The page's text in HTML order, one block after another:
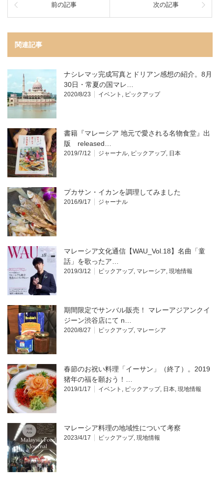
前の記事 次の記事
関連記事
ナシレマッ完成写真とドリアン感想の紹介。8月
30日・常夏の国マレ…
2020/8/23 イベント , ピックアップ
書籍『マレーシア 地元で愛される名物食堂』出
版 released…
2019/7/12 ジャーナル, ピックアップ, 日本
プカサン・イカンを調理してみました
2016/9/17 ジャーナル
マレーシア文化通信【WAU_Vol.18】名曲「童
話」を歌ったア…
2019/3/12 ピックアップ, マレーシア, 現地情報
期間限定でサンバル販売！ マレーアジアンクイ
ジーン渋谷店にて n…
2020/8/27 ピックアップ, マレーシア
春節のお祝い料理「イーサン」（終了）。2019
猪年の福を願おう！…
2019/1/17 イベント , ピックアップ, 日本, 現地情報
マレーシア料理の地域性について考察
2023/4/17 ピックアップ, 現地情報